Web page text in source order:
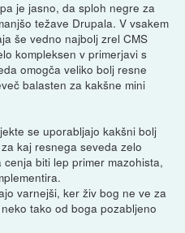
je jasno, da sploh negre za
težave Drupala. V vsakem
še vedno najbolj zrel CMS
kompleksen v primerjavi s
omogča veliko bolj resne
balasten za kakšne mini
se uporabljajo kakšni bolj
kaj resnega seveda zelo
biti lep primer mazohista,
varnejši, ker živ bog ne ve za
tako od boga pozabljeno